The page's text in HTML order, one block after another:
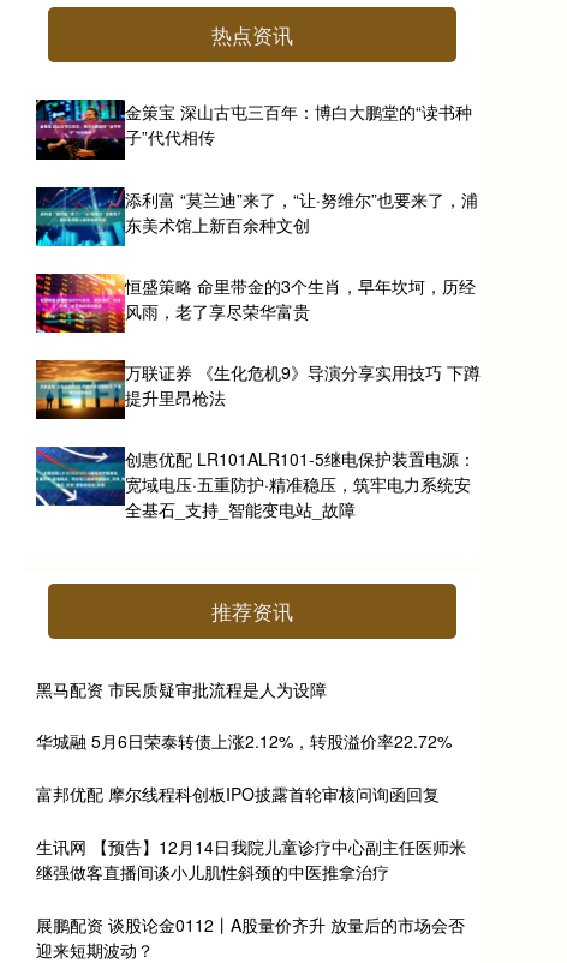
热点资讯
金策宝 深山古屯三百年：博白大鹏堂的“读书种
子”代代相传
添利富 “莫兰迪”来了，“让·努维尔”也要来了，浦
东美术馆上新百余种文创
恒盛策略 命里带金的3个生肖，早年坎坷，历经
风雨，老了享尽荣华富贵
万联证券 《生化危机9》导演分享实用技巧 下蹲
提升里昂枪法
创惠优配 LR101ALR101-5继电保护装置电源：
宽域电压·五重防护·精准稳压，筑牢电力系统安
全基石_支持_智能变电站_故障
推荐资讯
黑马配资 市民质疑审批流程是人为设障
华城融 5月6日荣泰转债上涨2.12%，转股溢价率22.72%
富邦优配 摩尔线程科创板IPO披露首轮审核问询函回复
生讯网 【预告】12月14日我院儿童诊疗中心副主任医师米
继强做客直播间谈小儿肌性斜颈的中医推拿治疗
展鹏配资 谈股论金0112丨A股量价齐升 放量后的市场会否
迎来短期波动？